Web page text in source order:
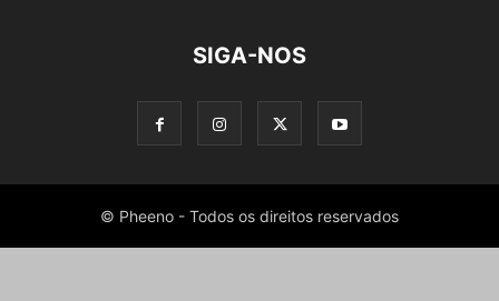
SIGA-NOS
© Pheeno - Todos os direitos reservados